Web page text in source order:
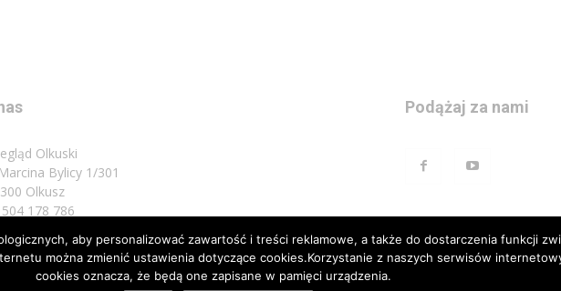
Olkuski
Bylicy 1/301
Olkusz
178 786
do nas: biuro@przeglad.olkuski.pl
Podążaj za nami
aby personalizować zawartość i treści reklamowe, a także do dostarczenia funkcji
można zmienić ustawienia dotyczące cookies.Korzystanie z naszych serwisów
cookies oznacza, że będą one zapisane w pamięci urządzenia.